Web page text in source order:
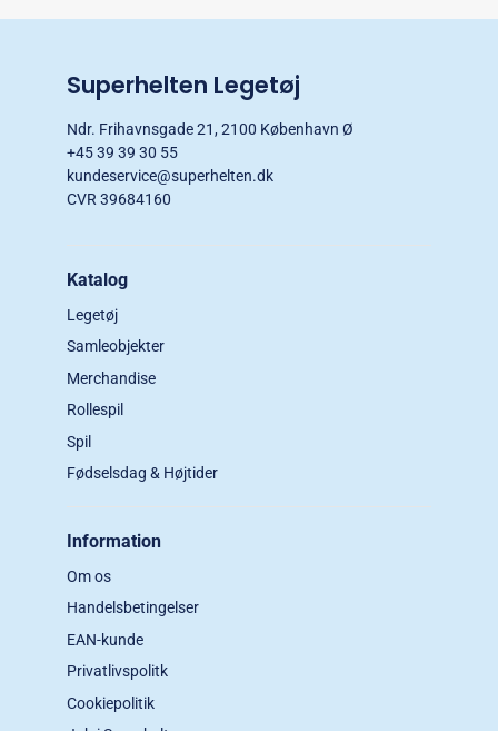
Superhelten Legetøj
Ndr. Frihavnsgade 21, 2100 København Ø
+45 39 39 30 55
kundeservice@superhelten.dk
CVR 39684160
Katalog
Legetøj
Samleobjekter
Merchandise
Rollespil
Spil
Fødselsdag & Højtider
Information
Om os
Handelsbetingelser
EAN-kunde
Privatlivspolitk
Cookiepolitik